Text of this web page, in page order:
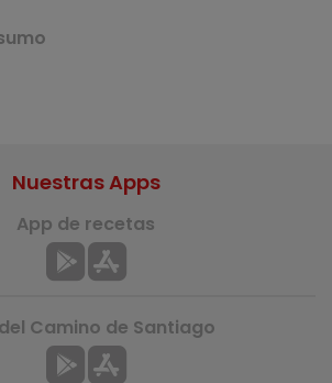
Nuestras Apps
App de recetas
Camino de Santiago